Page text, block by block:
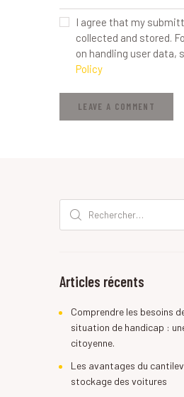
I agree that my
collected and stored.
on handling user data,
Policy
Rechercher :
Articles récents
Comprendre les besoins
situation de handicap :
citoyenne.
Les avantages du
stockage des voitures